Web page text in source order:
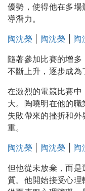
優勢，使得他在多
導潛力。
陶沈榮
陶沈榮 陶
隨著參加比賽的增
不斷上升，逐步成為
在激烈的電競比賽
大。陶曉明在他的
失敗帶來的挫折和
重。
陶沈榮
陶沈榮 陶
但他從未放棄，而
質。他開始接受心理